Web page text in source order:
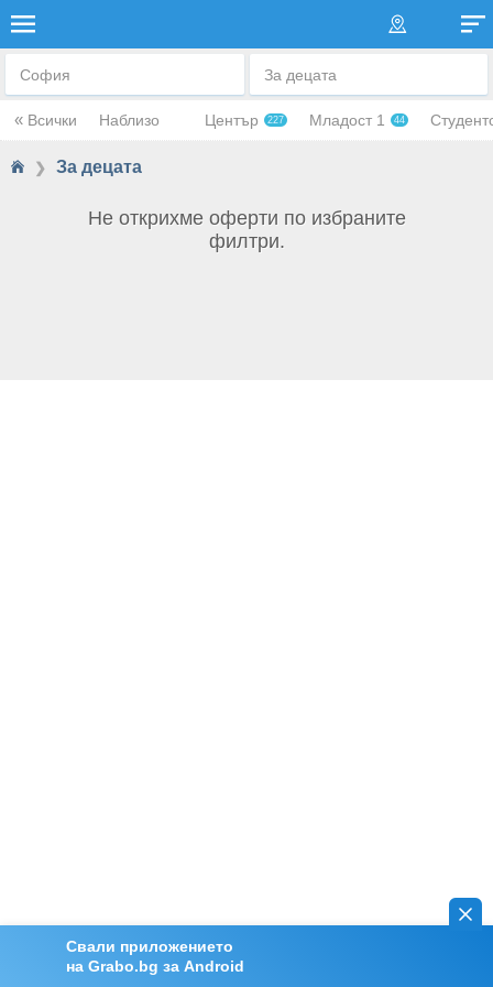
София За децата
« Всички Наблизо Център 227 Младост 1 44
❯ За децата
Свали приложението
на Grabo.bg за Android
Не открихме оферти по избраните
филтри.